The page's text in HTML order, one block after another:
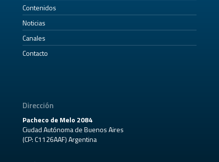
Contenidos
Noticias
Canales
Contacto
Dirección
Pacheco de Melo 2084
Ciudad Autónoma de Buenos Aires
(CP: C1126AAF) Argentina